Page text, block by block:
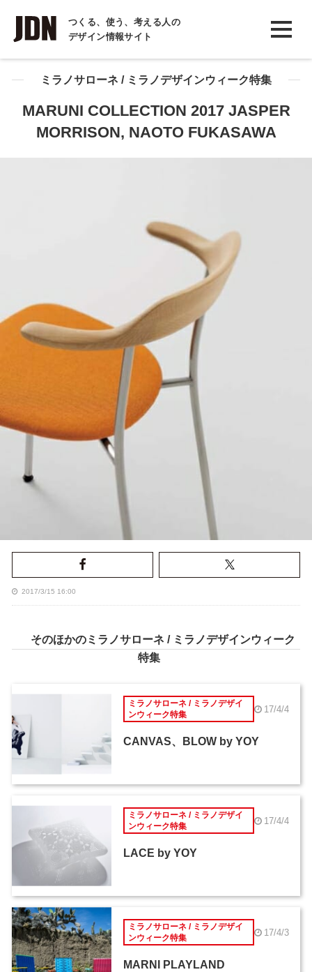
つくる、使う、考える人の
デザイン情報サイト
INTERVIEW
インタビュー
REPORT
COLUMN
ミラノサローネ / ミラノデザインウィーク特集
MARUNI COLLECTION 2017 JASPER
MORRISON, NAOTO FUKASAWA
2017/3/15 16:00
そのほかのミラノサローネ / ミラノデザインウィーク
特集
ミラノサローネ / ミラノデザイ
ンウィーク特集
17/4/4
CANVAS、BLOW by YOY
ミラノサローネ / ミラノデザイ
ンウィーク特集
17/4/4
LACE by YOY
ミラノサローネ / ミラノデザイ
ンウィーク特集
17/4/3
MARNI PLAYLAND